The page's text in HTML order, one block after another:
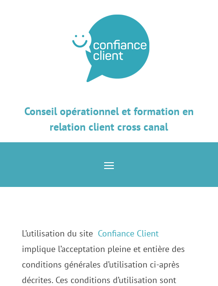
Conseil opérationnel et formation en
relation client cross canal
L’utilisation du site Confiance Client
implique l’acceptation pleine et entière des
conditions générales d’utilisation ci-après
décrites. Ces conditions d’utilisation sont